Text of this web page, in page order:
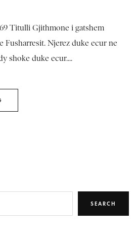
Titulli Gjithmone i gatshem
Fusharresit. Njerez duke ecur ne
shoke duke ecur....
SEARCH